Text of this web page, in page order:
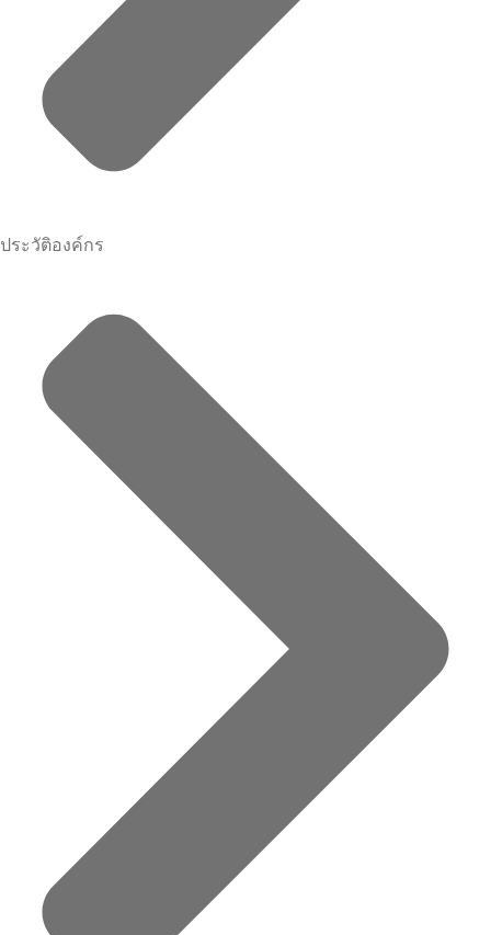
ประวัติองค์กร